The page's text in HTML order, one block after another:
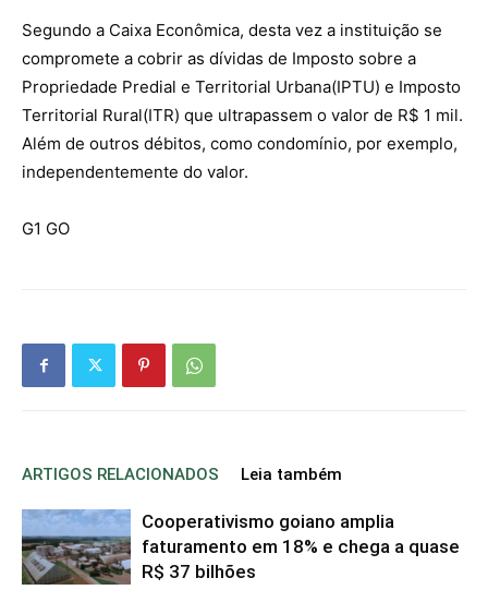
Segundo a Caixa Econômica, desta vez a instituição se
compromete a cobrir as dívidas de Imposto sobre a
Propriedade Predial e Territorial Urbana(IPTU) e Imposto
Territorial Rural(ITR) que ultrapassem o valor de R$ 1 mil.
Além de outros débitos, como condomínio, por exemplo,
independentemente do valor.
G1 GO
ARTIGOS RELACIONADOS Leia também
Cooperativismo goiano amplia
faturamento em 18% e chega a quase
R$ 37 bilhões